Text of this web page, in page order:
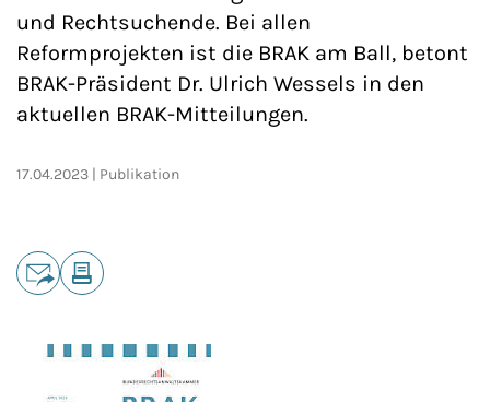
und Rechtsuchende. Bei allen
Reformprojekten ist die BRAK am Ball, betont
BRAK-Präsident Dr. Ulrich Wessels in den
aktuellen BRAK-Mitteilungen.
17.04.2023 Publikation
Teilen